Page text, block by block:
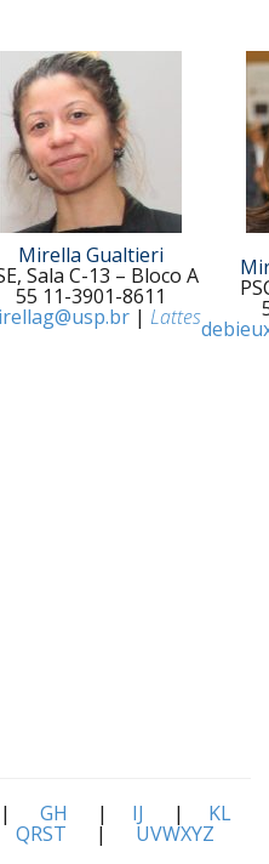
Mirella Gualtieri
Sala C-13 – Bloco A
55 11-3901-8611
| Lattes
GH | IJ | KL
QRST | UVWXYZ